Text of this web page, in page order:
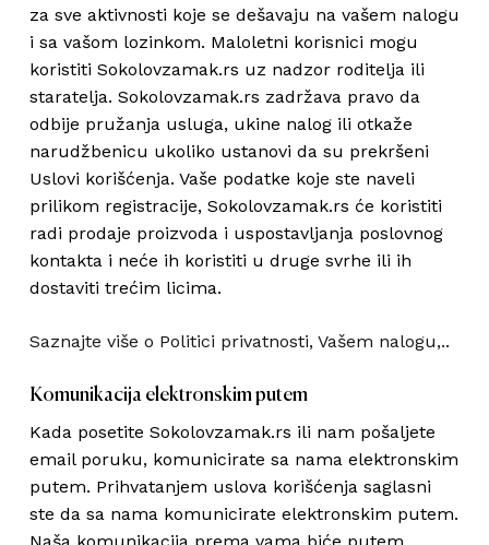
za sve aktivnosti koje se dešavaju na vašem nalogu
i sa vašom lozinkom. Maloletni korisnici mogu
koristiti Sokolovzamak.rs uz nadzor roditelja ili
staratelja. Sokolovzamak.rs zadržava pravo da
odbije pružanja usluga, ukine nalog ili otkaže
narudžbenicu ukoliko ustanovi da su prekršeni
Uslovi korišćenja. Vaše podatke koje ste naveli
prilikom registracije, Sokolovzamak.rs će koristiti
radi prodaje proizvoda i uspostavljanja poslovnog
kontakta i neće ih koristiti u druge svrhe ili ih
dostaviti trećim licima.
Saznajte više o Politici privatnosti, Vašem nalogu,..
Komunikacija elektronskim putem
Kada posetite Sokolovzamak.rs ili nam pošaljete
email poruku, komunicirate sa nama elektronskim
putem. Prihvatanjem uslova korišćenja saglasni
ste da sa nama komunicirate elektronskim putem.